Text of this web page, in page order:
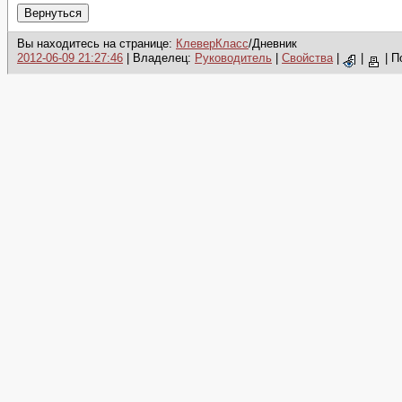
Вы находитесь на странице: КлеверКласс/Дневник
2012-06-09 21:27:46 | Владелец: Руководитель Свойства|